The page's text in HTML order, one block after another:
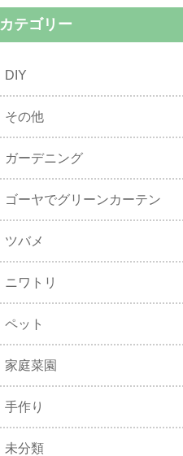
カテゴリー
DIY
その他
ガーデニング
ゴーヤでグリーンカーテン
ツバメ
ニワトリ
ペット
家庭菜園
手作り
未分類